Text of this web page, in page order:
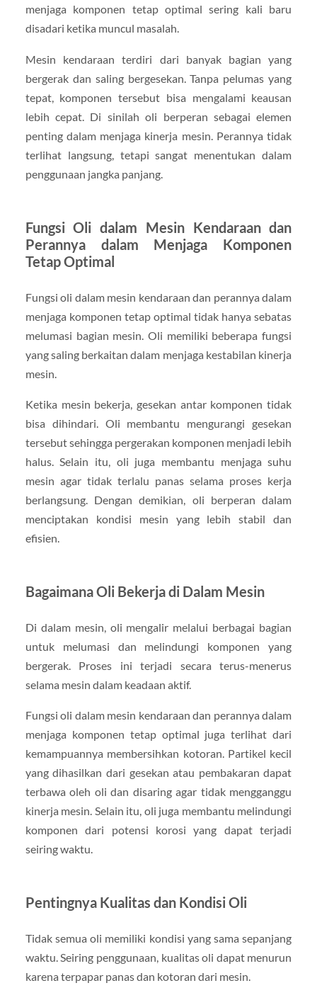
menjaga komponen tetap optimal sering kali baru
disadari ketika muncul masalah.
Mesin kendaraan terdiri dari banyak bagian yang
bergerak dan saling bergesekan. Tanpa pelumas yang
tepat, komponen tersebut bisa mengalami keausan
lebih cepat. Di sinilah oli berperan sebagai elemen
penting dalam menjaga kinerja mesin. Perannya tidak
terlihat langsung, tetapi sangat menentukan dalam
penggunaan jangka panjang.
Fungsi Oli dalam Mesin Kendaraan dan
Perannya dalam Menjaga Komponen
Tetap Optimal
Fungsi oli dalam mesin kendaraan dan perannya dalam
menjaga komponen tetap optimal tidak hanya sebatas
melumasi bagian mesin. Oli memiliki beberapa fungsi
yang saling berkaitan dalam menjaga kestabilan kinerja
mesin.
Ketika mesin bekerja, gesekan antar komponen tidak
bisa dihindari. Oli membantu mengurangi gesekan
tersebut sehingga pergerakan komponen menjadi lebih
halus. Selain itu, oli juga membantu menjaga suhu
mesin agar tidak terlalu panas selama proses kerja
berlangsung. Dengan demikian, oli berperan dalam
menciptakan kondisi mesin yang lebih stabil dan
efisien.
Bagaimana Oli Bekerja di Dalam Mesin
Di dalam mesin, oli mengalir melalui berbagai bagian
untuk melumasi dan melindungi komponen yang
bergerak. Proses ini terjadi secara terus-menerus
selama mesin dalam keadaan aktif.
Fungsi oli dalam mesin kendaraan dan perannya dalam
menjaga komponen tetap optimal juga terlihat dari
kemampuannya membersihkan kotoran. Partikel kecil
yang dihasilkan dari gesekan atau pembakaran dapat
terbawa oleh oli dan disaring agar tidak mengganggu
kinerja mesin. Selain itu, oli juga membantu melindungi
komponen dari potensi korosi yang dapat terjadi
seiring waktu.
Pentingnya Kualitas dan Kondisi Oli
Tidak semua oli memiliki kondisi yang sama sepanjang
waktu. Seiring penggunaan, kualitas oli dapat menurun
karena terpapar panas dan kotoran dari mesin.